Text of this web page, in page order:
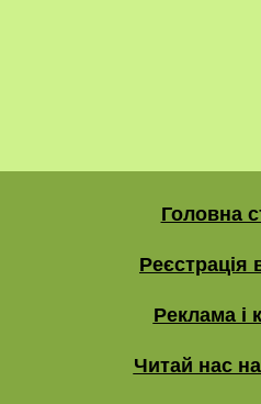
Головна
Реєстрація
Реклама і
Читай нас